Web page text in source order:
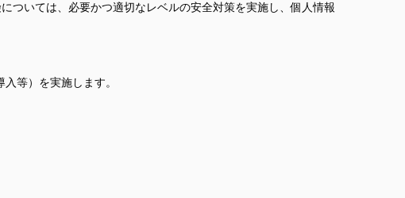
ついては、必要かつ適切なレベルの安全対策を実施し、個人情報
等）を実施します。